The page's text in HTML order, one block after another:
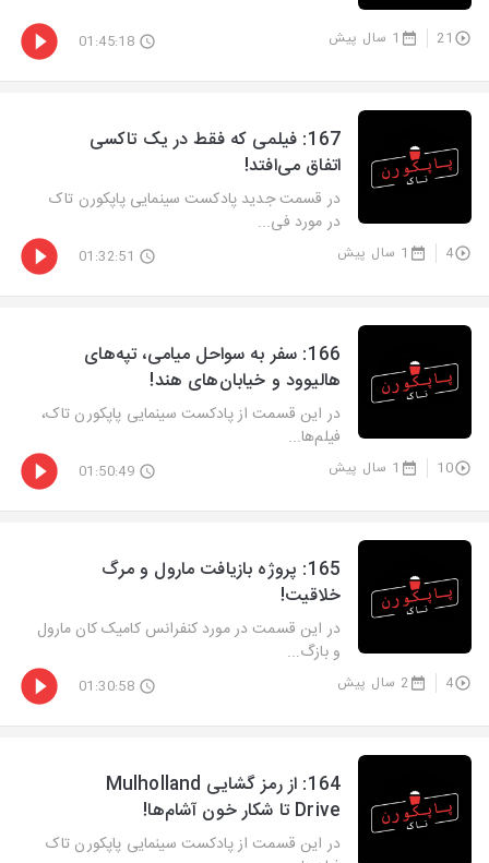
21 1 سال پیش 01:45:18
‫167: فیلمی که فقط در یک تاکسی
اتفاق می‌افتد!
در قسمت جدید پادکست سینمایی پاپکورن تاک
در مورد فی...
4 1 سال پیش 01:32:51
‫166: سفر به سواحل میامی، تپه‌های
هالیوود و خیابان‌های هند!
در این قسمت از پادکست سینمایی پاپکورن تاک،
فیلم‌ها...
10 1 سال پیش 01:50:49
‫165: پروژه بازیافت مارول و مرگ
خلاقیت!
در این قسمت در مورد کنفرانس کامیک کان مارول
و بازگ...
4 2 سال پیش 01:30:58
‫164: از رمز گشایی Mulholland
Drive تا شکار خون آشام‌ها!
در این قسمت از پادکست سینمایی پاپکورن تاک